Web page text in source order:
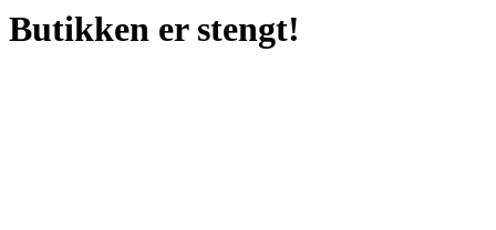
Butikken er stengt!